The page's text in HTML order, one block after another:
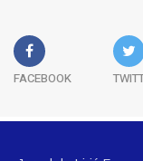
FACEBOOK